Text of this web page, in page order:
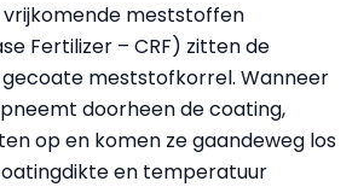
meststoffen
Fertilizer – CRF) zitten de
meststofkorrel. Wanneer
doorheen de coating,
op en komen ze gaandeweg los
en temperatuur